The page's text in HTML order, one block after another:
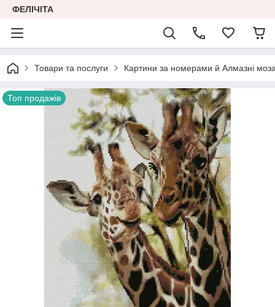
ФЕЛІЧІТА
Товари та послуги Картини за номерами й Алмазні
Топ продажів